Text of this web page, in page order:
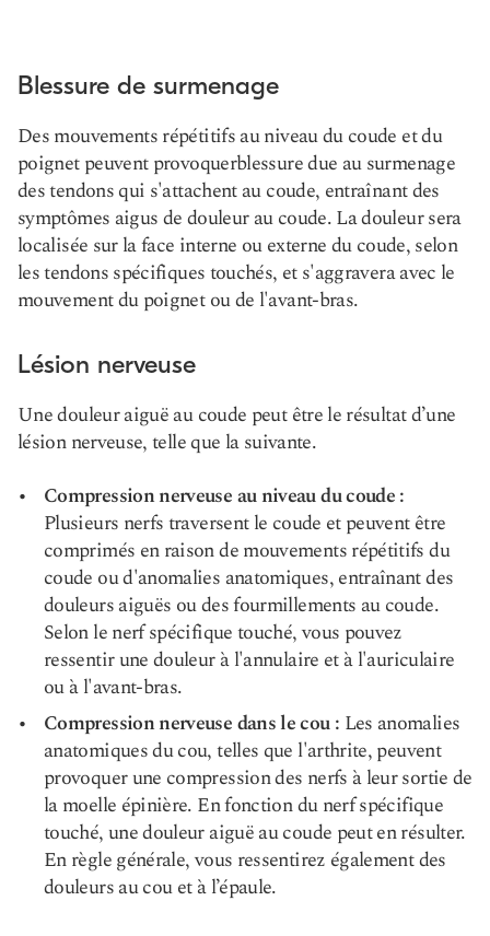
Blessure de surmenage
Des mouvements répétitifs au niveau du coude et du
poignet peuvent provoquerblessure due au surmenage
des tendons qui s'attachent au coude, entraînant des
symptômes aigus de douleur au coude. La douleur sera
localisée sur la face interne ou externe du coude, selon
les tendons spécifiques touchés, et s'aggravera avec le
mouvement du poignet ou de l'avant-bras.
Lésion nerveuse
Une douleur aiguë au coude peut être le résultat d’une
lésion nerveuse, telle que la suivante.
Compression nerveuse au niveau du coude :
Plusieurs nerfs traversent le coude et peuvent être
comprimés en raison de mouvements répétitifs du
coude ou d'anomalies anatomiques, entraînant des
douleurs aiguës ou des fourmillements au coude.
Selon le nerf spécifique touché, vous pouvez
ressentir une douleur à l'annulaire et à l'auriculaire
ou à l'avant-bras.
Compression nerveuse dans le cou : Les anomalies
anatomiques du cou, telles que l'arthrite, peuvent
provoquer une compression des nerfs à leur sortie de
la moelle épinière. En fonction du nerf spécifique
touché, une douleur aiguë au coude peut en résulter.
En règle générale, vous ressentirez également des
douleurs au cou et à l’épaule.